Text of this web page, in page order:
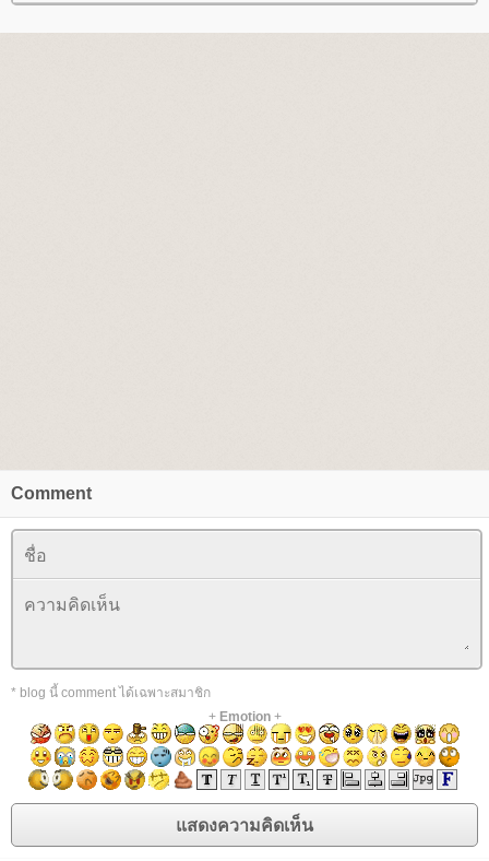
Comment
* blog นี้ comment ได้เฉพาะสมาชิก
+ Emotion+